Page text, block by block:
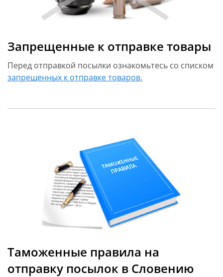
Запрещенные к отправке товары
Перед отправкой посылки ознакомьтесь со списком
запрещенных к отправке товаров.
Таможенные правила на
отправку посылок в Словению